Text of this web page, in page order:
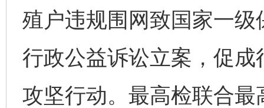
殖户违规围网致国家一
行政公益诉讼立案，促
攻坚行动。最高检联合